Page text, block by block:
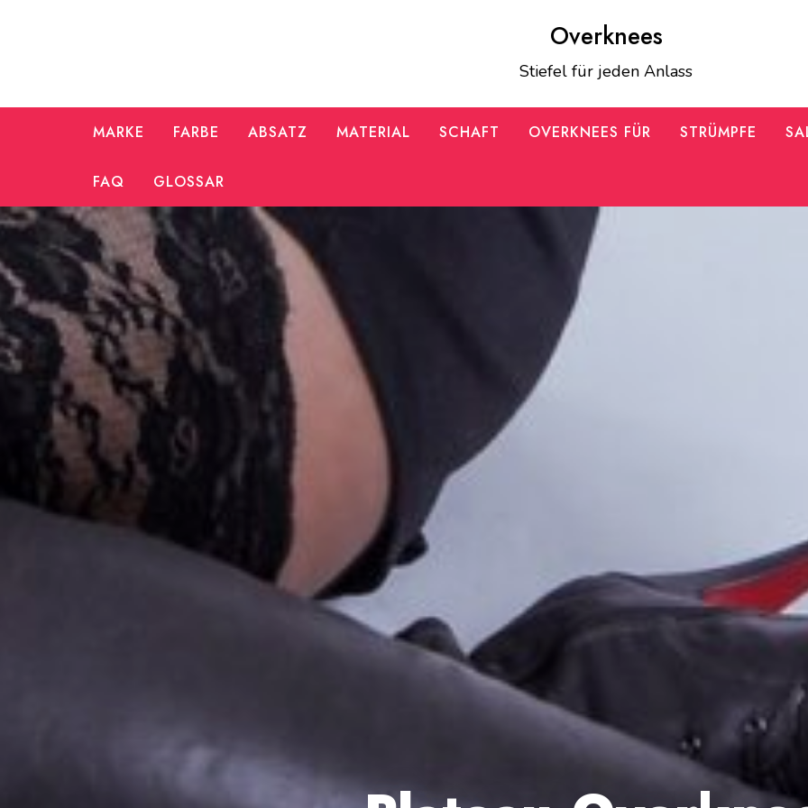
Overknees
Stiefel für jeden Anlass
MARKE FARBE ABSATZ MATERIAL SCHAFT OVERKNEES FÜR STRÜMPFE
FAQ GLOSSAR